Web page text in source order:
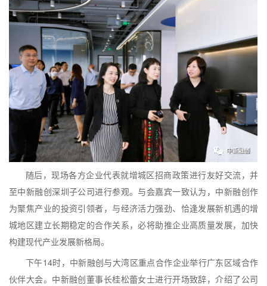
随后，现场各方企业代表就增城区招商政策进行友好交流，并
至中新融创深圳子公司进行参观。与会嘉宾一致认为，中新融创作
为聚焦产业的投资引领者，与经济活力强劲、恰逢发展新机遇的增
城地区建立长期稳定的合作关系，必将助推企业高质量发展，加快
构建现代产业发展新格局。
下午14时，中新融创与大湾区重点合作企业举行广东区域合作
伙伴大会。中新融创董事长桂松蕾女士进行开场致辞，介绍了公司